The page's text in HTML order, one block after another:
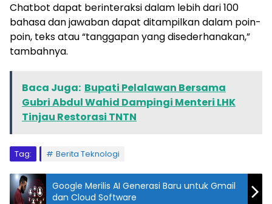
Chatbot dapat berinteraksi dalam lebih dari 100
bahasa dan jawaban dapat ditampilkan dalam poin-
poin, teks atau “tanggapan yang disederhanakan,”
tambahnya.
Baca Juga: Bupati Pelalawan Bersama
Gubri Abdul Wahid Dampingi Menteri LHK
Tinjau Restorasi TNTN
Tag: Berita Teknologi
Google Merilis AI Generasi Baru untuk Gmail
dan Cloud Software